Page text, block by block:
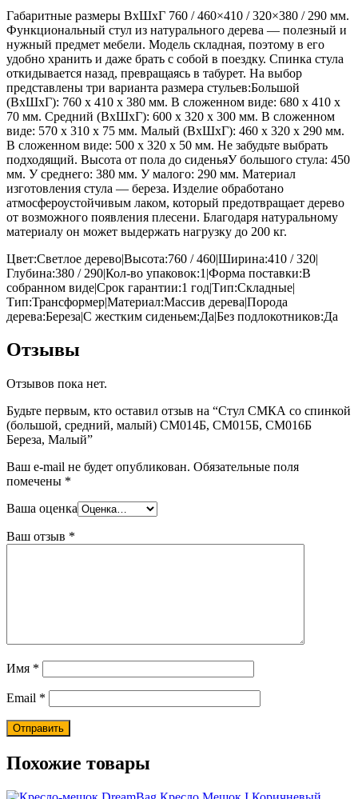
Габаритные размеры ВхШхГ 760 / 460×410 / 320×380 / 290 мм.
Функциональный стул из натурального дерева — полезный и
нужный предмет мебели. Модель складная, поэтому в его
удобно хранить и даже брать с собой в поездку. Спинка стула
откидывается назад, превращаясь в табурет. На выбор
представлены три варианта размера стульев:Большой
(ВхШхГ): 760 х 410 х 380 мм. В сложенном виде: 680 х 410 х
70 мм. Средний (ВхШхГ): 600 х 320 х 300 мм. В сложенном
виде: 570 х 310 х 75 мм. Малый (ВхШхГ): 460 х 320 х 290 мм.
В сложенном виде: 500 х 320 х 50 мм. Не забудьте выбрать
подходящий. Высота от пола до сиденьяУ большого стула: 450
мм. У среднего: 380 мм. У малого: 290 мм. Материал
изготовления стула — береза. Изделие обработано
атмосфероустойчивым лаком, который предотвращает дерево
от возможного появления плесени. Благодаря натуральному
материалу он может выдержать нагрузку до 200 кг.
Цвет:Светлое дерево|Высота:760 / 460|Ширина:410 / 320|
Глубина:380 / 290|Кол-во упаковок:1|Форма поставки:В
собранном виде|Срок гарантии:1 год|Тип:Складные|
Тип:Трансформер|Материал:Массив дерева|Порода
дерева:Береза|С жестким сиденьем:Да|Без подлокотников:Да
Отзывы
Отзывов пока нет.
Будьте первым, кто оставил отзыв на “Стул СМКА со спинкой
(большой, средний, малый) СМ014Б, СМ015Б, СМ016Б
Береза, Малый”
Ваш e-mail не будет опубликован. Обязательные поля
помечены *
Ваша оценка
Ваш отзыв *
Имя *
Email *
Похожие товары